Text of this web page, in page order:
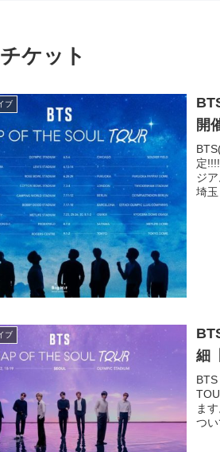
ケット
ブ
開
定
ジ
埼
ブ
細
ま
つ